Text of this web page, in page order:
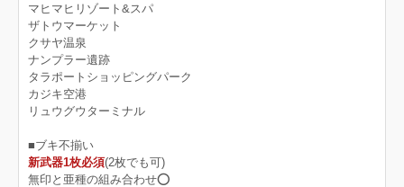
マヒマヒリゾート&スパ
ザトウマーケット
クサヤ温泉
ナンプラー遺跡
タラポートショッピングパーク
カジキ空港
リュウグウターミナル
■ブキ不揃い
新武器1枚必須(2枚でも可)
無印と亜種の組み合わせ⭕️